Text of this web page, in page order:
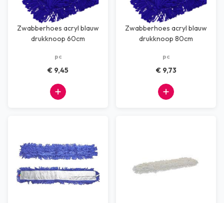
Zwabberhoes acryl blauw
drukknoop 60cm
pc
€ 9,45
Zwabberhoes acryl blauw
drukknoop 80cm
pc
€ 9,73